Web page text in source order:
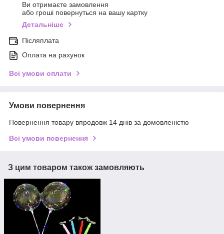
Ви отримаєте замовлення
або гроші повернуться на вашу картку
Детальніше
Післяплата
Оплата на рахунок
Всі умови оплати
Умови повернення
Повернення товару впродовж 14 днів за домовленістю
Всі умови повернення
З цим товаром також замовляють